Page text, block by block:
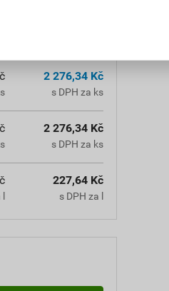
2 276,34 Kč
s DPH za ks
2 276,34 Kč
s DPH za ks
227,64 Kč
s DPH za l